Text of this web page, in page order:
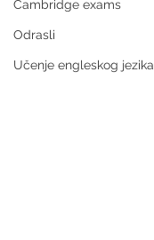
Cambridge exams
Odrasli
Učenje engleskog jezika